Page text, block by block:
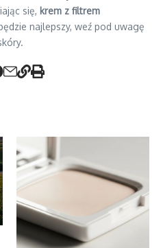
się, krem z filtrem
najlepszy, weź pod uwagę